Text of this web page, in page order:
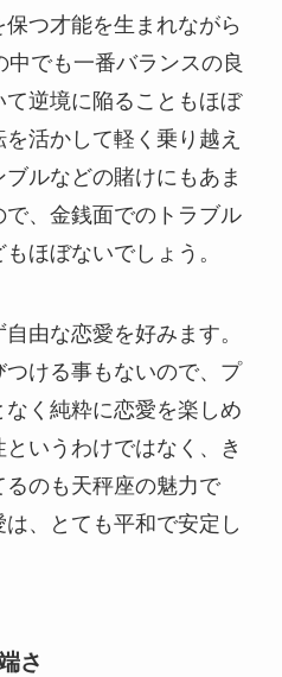
つ才能を生まれながら
でも一番バランスの良
逆境に陥ることもほぼ
活かして軽く乗り越え
ルなどの賭けにもあま
で、金銭面でのトラブル
ほぼないでしょう。
由な恋愛を好みます。
ける事もないので、プ
く純粋に恋愛を楽しめ
いうわけではなく、き
のも天秤座の魅力で
、とても平和で安定し
さ